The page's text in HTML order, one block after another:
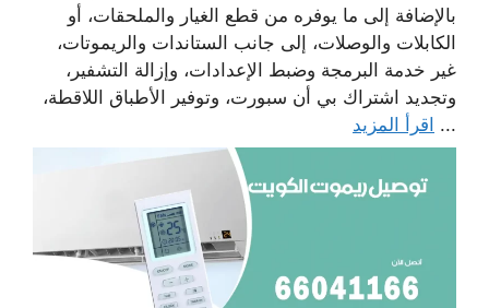
بالإضافة إلى ما يوفره من قطع الغيار والملحقات، أو
الكابلات والوصلات، إلى جانب الستاندات والريموتات،
غير خدمة البرمجة وضبط الإعدادات، وإزالة التشفير،
وتجديد اشتراك بي أن سبورت، وتوفير الأطباق اللاقطة،
... اقرأ المزيد